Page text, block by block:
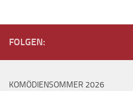
FOLGEN:
KOMÖDIENSOMMER 2026